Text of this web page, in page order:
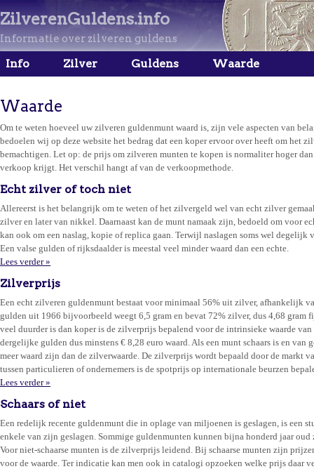
ZilverenGuldens.info
Informatie over zilveren guldens
Info Zilver Guldens Waarde
Waarde
Om te weten hoeveel uw zilveren guldenmunt waard is, zijn vele aspecten van
bedoelen wij op deze website het bedrag dat een koper ervoor over heeft om het
bemachtigen. Let op: de prijs om zilveren munten te kopen is normaliter hoger
verkoop krijgt. Het verschil hangt af van de verkoopmethode.
Echt zilver of toch niet
Allereerst is het belangrijk om te weten of het zilvergeld wel van echt zilver
zilver en later van nikkel. Daarnaast kan de munt namaak zijn, bedoeld om voor
kan ook om een naslag, kopie of replica gaan. Terwijl naslagen soms wel
Een valse gulden of rijksdaalder is meestal veel minder waard dan een echte.
Lees verder »
Zilverprijs
Een echt zilveren guldenmunt bestaat voor minimaal 56% uit zilver, afhankelijk
gulden uit 1966 bijvoorbeeld weegt 6,5 gram en bevat 72% zilver, dus 4,68 gram
veel duurder is dan koper is de zilverprijs bepalend voor de intrinsieke waarde
dergelijke gulden dus minstens € 8,28 euro waard. Als een munt schaars is en van
meer waard zijn dan de zilverwaarde. De zilverprijs wordt bepaald door de markt
tussen particulieren of ondernemers is de spotprijs op internationale beurzen
Lees verder »
Schaars of niet
Een redelijk recente guldenmunt die in oplage van miljoenen is geslagen, is een
enkele van zijn geslagen. Sommige guldenmunten kunnen bijna honderd jaar
Voor niet-schaarse munten is de zilverprijs leidend. Bij schaarse munten zijn
voor de waarde. Ter indicatie kan men ook in catalogi opzoeken welke prijs daar